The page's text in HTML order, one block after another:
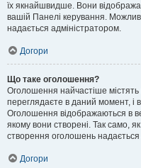
їх якнайшвидше. Вони
вашій Панелі керування.
надається адміністратором.
Догори
Що таке оголошення?
Оголошення найчастіше
переглядаєте в даний момент, і
Оголошення відображаються в
якому вони створені. Так само,
створення оголошень надається
Догори